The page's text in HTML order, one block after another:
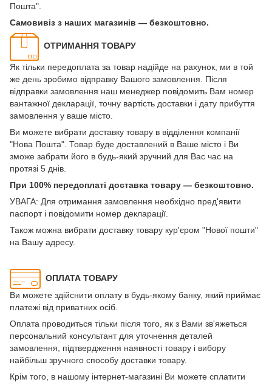
Пошта".
Самовивіз з наших магазинів — безкоштовно.
ОТРИМАННЯ ТОВАРУ
Як тільки передоплата за товар надійде на рахунок, ми в той
же день зробимо відправку Вашого замовлення. Після
відправки замовлення наш менеджер повідомить Вам номер
вантажної декларації, точну вартість доставки і дату прибуття
замовлення у ваше місто.
Ви можете вибрати доставку товару в відділення компанії
"Нова Пошта". Товар буде доставлений в Ваше місто і Ви
зможе забрати його в будь-який зручний для Вас час на
протязі 5 днів.
При 100% передоплаті доставка товару — безкоштовно.
УВАГА: Для отримання замовлення необхідно пред'явити
паспорт і повідомити номер декларації.
Також можна вибрати доставку товару кур'єром "Нової пошти"
на Вашу адресу.
ОПЛАТА ТОВАРУ
Ви можете здійснити оплату в будь-якому банку, який приймає
платежі від приватних осіб.
Оплата проводиться тільки після того, як з Вами зв'яжеться
персональний консультант для уточнення деталей
замовлення, підтвердження наявності товару і вибору
найбільш зручного способу доставки товару.
Крім того, в нашому інтернет-магазині Ви можете сплатити